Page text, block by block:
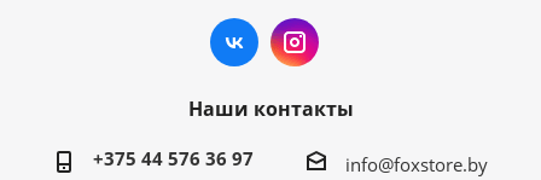
Наши контакты
+375 44 576 36 97 info@foxstore.by